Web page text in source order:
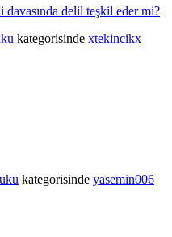
davasında delil teşkil eder mi?
kategorisinde xtekincikx
kategorisinde yasemin006